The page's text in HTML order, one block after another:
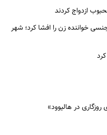
ازدواج کردند
خواننده زن را افشا کرد؛ شهر
در هالیوود»